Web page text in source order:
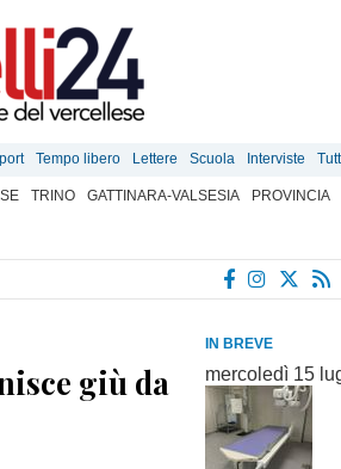
Tempo libero Lettere Scuola Interviste
TRINO GATTINARA-VALSESIA PROVINCIA
IN BREVE
mercoledì 15
giù da